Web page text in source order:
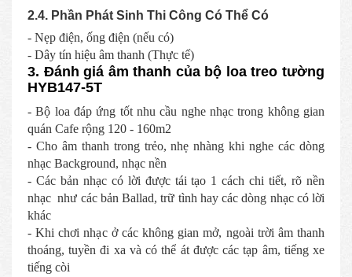
2.4. Phần Phát Sinh Thi Công Có Thể Có
- Nẹp điện, ống điện (nếu có)
- Dây tín hiệu âm thanh (Thực tế)
3. Đánh giá âm thanh của bộ loa treo tường
HYB147-5T
- Bộ loa đáp ứng tốt nhu cầu nghe nhạc trong không gian
quán Cafe rộng 120 - 160m2
- Cho âm thanh trong trẻo, nhẹ nhàng khi nghe các dòng
nhạc Background, nhạc nền
- Các bản nhạc có lời được tái tạo 1 cách chi tiết, rõ nền
nhạc như các bản Ballad, trữ tình hay các dòng nhạc có lời
khác
- Khi chơi nhạc ở các không gian mở, ngoài trời âm thanh
thoáng, tuyền đi xa và có thể át được các tạp âm, tiếng xe
tiếng còi